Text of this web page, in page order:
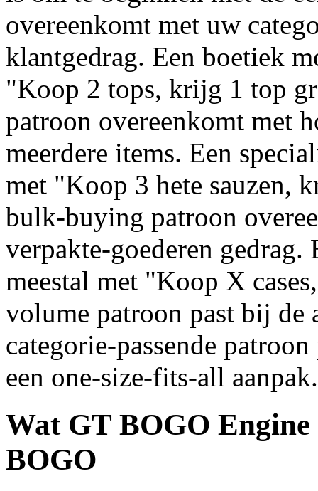
overeenkomt met uw
klantgedrag. Een boetiek
"Koop 2 tops, krijg 1 top
patroon overeenkomt met
meerdere items. Een
met "Koop 3 hete sauzen,
bulk-buying patroon
verpakte-goederen
meestal met "Koop X
volume patroon past bij
categorie-passende
een one-size-fits-all aanpak.
Wat GT BOGO
BOGO